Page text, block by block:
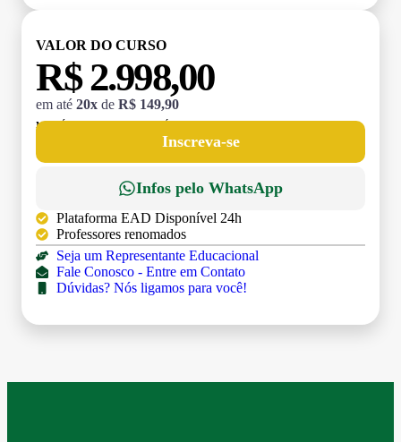
VALOR DO CURSO
R$ 2.998,00
em até 20x de R$ 149,90
MATRÍCULA:
Inscreva-se
Infos pelo WhatsApp
Plataforma EAD Disponível 24h
Professores renomados
Seja um Representante Educacional
Fale Conosco - Entre em Contato
Dúvidas? Nós ligamos para você!